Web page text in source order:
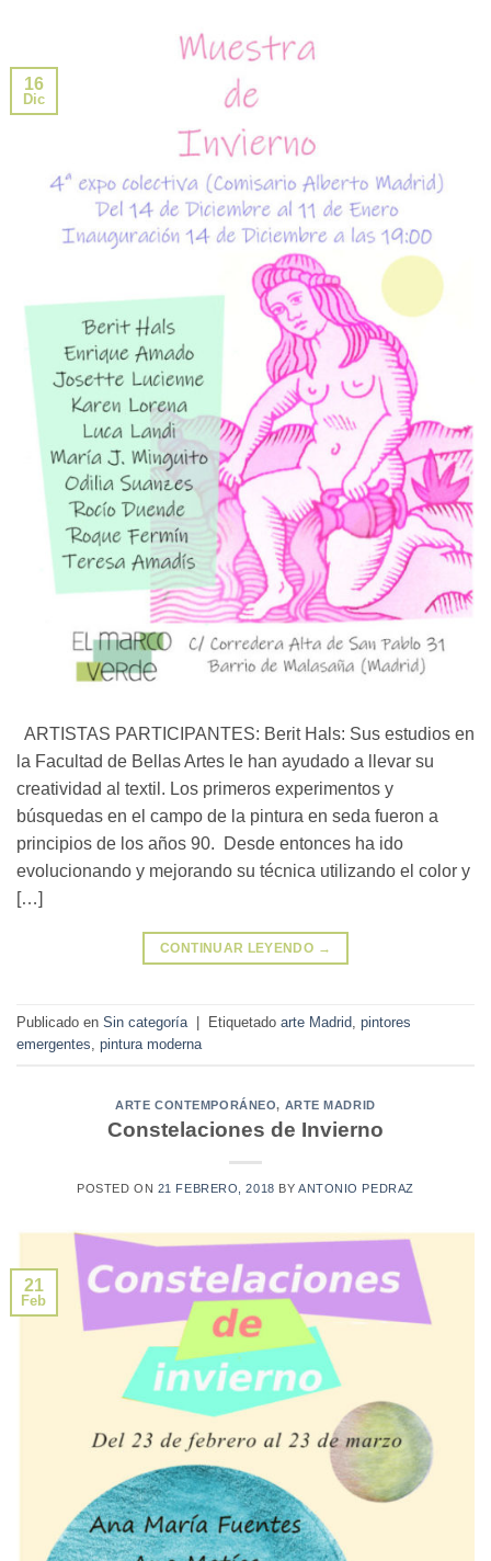
16
Dic
ARTISTAS PARTICIPANTES: Berit Hals: Sus estudios en
la Facultad de Bellas Artes le han ayudado a llevar su
creatividad al textil. Los primeros experimentos y
búsquedas en el campo de la pintura en seda fueron a
principios de los años 90. Desde entonces ha ido
evolucionando y mejorando su técnica utilizando el color y
[…]
CONTINUAR LEYENDO →
Publicado en Sin categoría Etiquetado arte Madrid, pintores
emergentes, pintura moderna
ARTE CONTEMPORÁNEO, ARTE MADRID
Constelaciones de Invierno
POSTED ON 21 FEBRERO, 2018 BY ANTONIO PEDRAZ
21
Feb